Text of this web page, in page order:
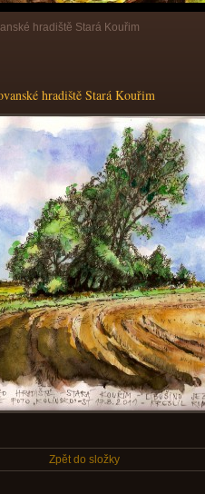
hradiště Stará Kouřim
hradiště Stará Kouřim
Zpět do složky